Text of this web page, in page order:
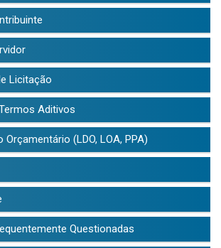
Licitação
Aditivos
Orçamentário (LDO, LOA, PPA)
Questionadas